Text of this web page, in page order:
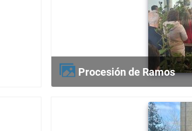
Procesión de Ramos